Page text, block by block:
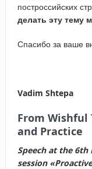
построссийских
делать эту тему
Спасибо за ваше
Vadim Shtepa
From
and Practice
Speech at the 6th
session